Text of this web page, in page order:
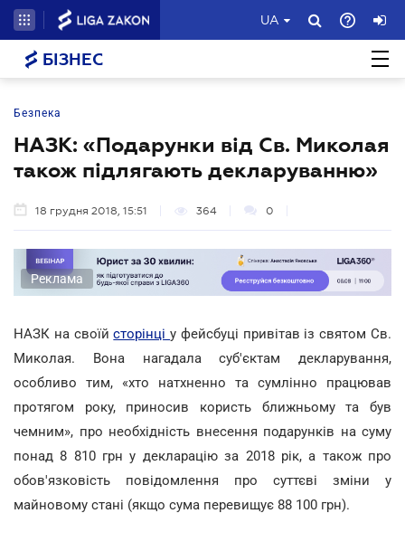
UA
БІЗНЕС
Безпека
НАЗК: «Подарунки від Св. Миколая
також підлягають декларуванню»
18 грудня 2018, 15:51 364 0
Реклама
НАЗК на своїйсторінціу фейсбуці привітав із святом Св.
Миколая. Вона нагадала суб'єктам декларування,
особливо тим, «хто натхненно та сумлінно працював
протягом року, приносив користь ближньому та був
чемним», про необхідність внесення подарунків на суму
понад 8 810 грн у декларацію за 2018 рік, а також про
обов'язковість повідомлення про суттєві зміни у
майновому стані (якщо сума перевищує 88 100 грн).